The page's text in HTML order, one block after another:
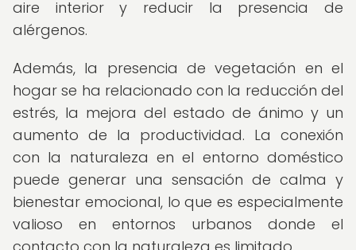
aire interior y reducir la presencia de
alérgenos.
Además, la presencia de vegetación en el
hogar se ha relacionado con la reducción del
estrés, la mejora del estado de ánimo y un
aumento de la productividad. La conexión
con la naturaleza en el entorno doméstico
puede generar una sensación de calma y
bienestar emocional, lo que es especialmente
valioso en entornos urbanos donde el